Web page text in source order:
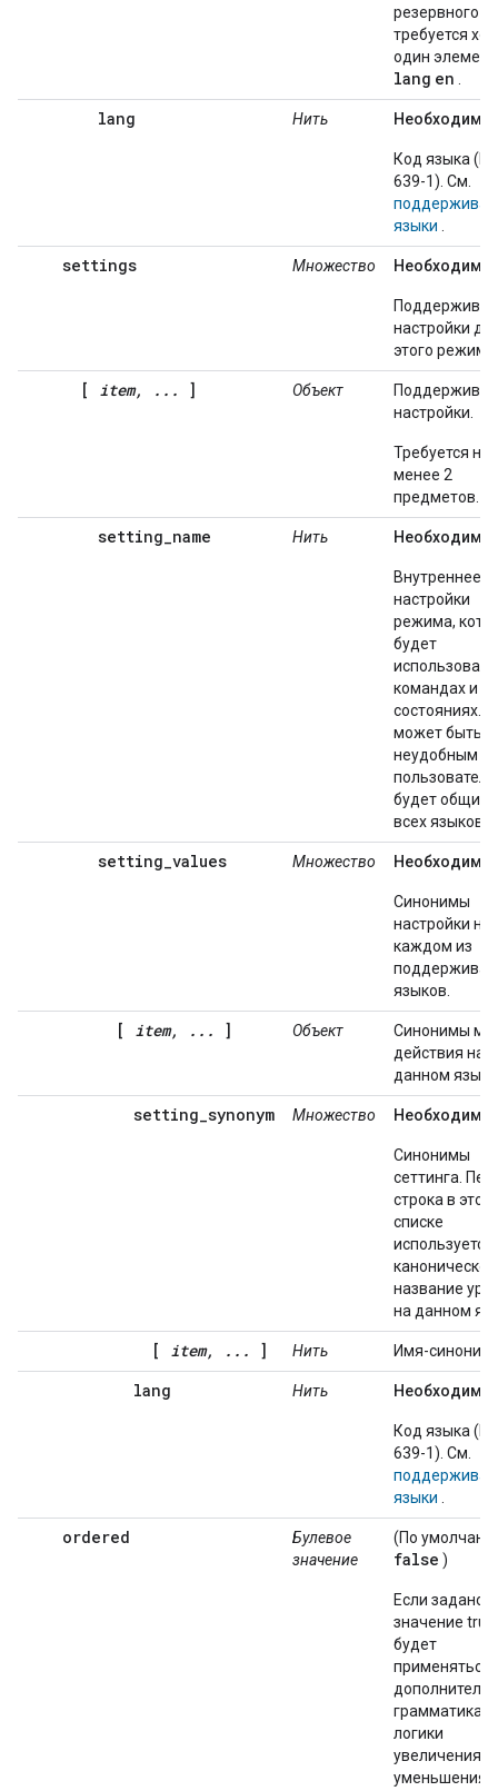
резервного
требуется
один элемент
lang en
lang Нить
Код языка
639-1). См.
языки
settings Множество
настройки
этого режима.
[ item, ... ] Объект
настройки.
Требуется не
менее 2
предметов.
setting_name Нить
Внутреннее
настройки
режима,
будет
командах и
состояниях.
может быть
неудобным
будет общим
всех языков.
setting_values Множество
Синонимы
настройки на
каждом из
языков.
[ item, ... ] Объект
Синонимы
действия на
данном
setting_synonym Множество
Синонимы
сеттинга.
строка в этом
списке
используется
каноническое
название
на данном
[ item, ... ] Нить Имя-синоним.
lang Нить
Код языка
639-1). См.
языки
ordered
Булевое
значение
(По
false )
Если задано
значение true,
будет
применяться
грамматика
логики
увеличения/
уменьшения в